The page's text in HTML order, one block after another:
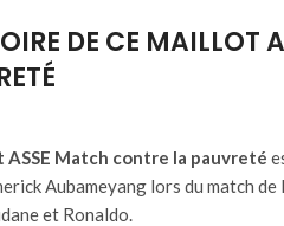
DE CE MAILLOT
ASSE Match contre la pauvreté
Aubameyang lors du match de
et Ronaldo.